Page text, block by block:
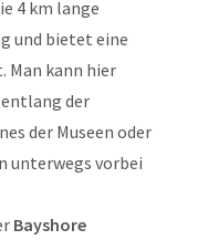
4 km lange
und bietet eine
Man kann hier
der
der Museen oder
unterwegs vorbei
Bayshore